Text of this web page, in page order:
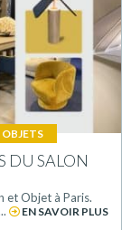
OBJETS
DU SALON
et Objet à Paris.
EN SAVOIR PLUS